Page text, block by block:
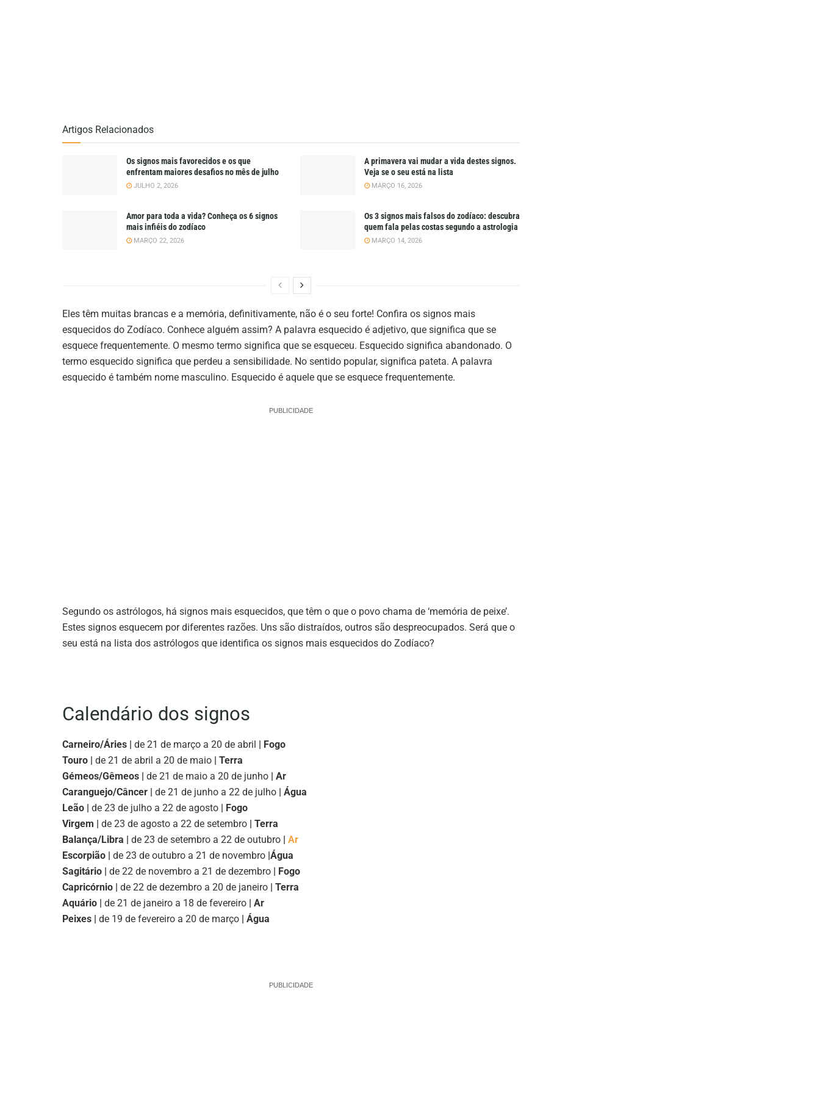
Artigos Relacionados
Os signos mais favorecidos e os que
enfrentam maiores desafios no mês de julho
JULHO 2, 2026
A primavera vai mudar a vida destes signos.
Veja se o seu está na lista
MARÇO 16, 2026
Amor para toda a vida? Conheça os 6 signos
mais infiéis do zodíaco
MARÇO 22, 2026
Os 3 signos mais falsos do zodíaco: descubra
quem fala pelas costas segundo a astrologia
MARÇO 14, 2026
Eles têm muitas brancas e a memória, definitivamente, não é o seu forte! Confira os signos mais
esquecidos do Zodíaco. Conhece alguém assim? A palavra esquecido é adjetivo, que significa que se
esquece frequentemente. O mesmo termo significa que se esqueceu. Esquecido significa abandonado. O
termo esquecido significa que perdeu a sensibilidade. No sentido popular, significa pateta. A palavra
esquecido é também nome masculino. Esquecido é aquele que se esquece frequentemente.
PUBLICIDADE
Segundo os astrólogos, há signos mais esquecidos, que têm o que o povo chama de ‘memória de peixe’.
Estes signos esquecem por diferentes razões. Uns são distraídos, outros são despreocupados. Será que o
seu está na lista dos astrólogos que identifica os signos mais esquecidos do Zodíaco?
Calendário dos signos
Carneiro/Áries | de 21 de março a 20 de abril | Fogo
Touro | de 21 de abril a 20 de maio | Terra
Gémeos/Gêmeos | de 21 de maio a 20 de junho | Ar
Caranguejo/Câncer | de 21 de junho a 22 de julho | Água
Leão | de 23 de julho a 22 de agosto | Fogo
Virgem | de 23 de agosto a 22 de setembro | Terra
Balança/Libra | de 23 de setembro a 22 de outubro | Ar
Escorpião | de 23 de outubro a 21 de novembro |Água
Sagitário | de 22 de novembro a 21 de dezembro | Fogo
Capricórnio | de 22 de dezembro a 20 de janeiro | Terra
Aquário | de 21 de janeiro a 18 de fevereiro | Ar
Peixes | de 19 de fevereiro a 20 de março | Água
PUBLICIDADE